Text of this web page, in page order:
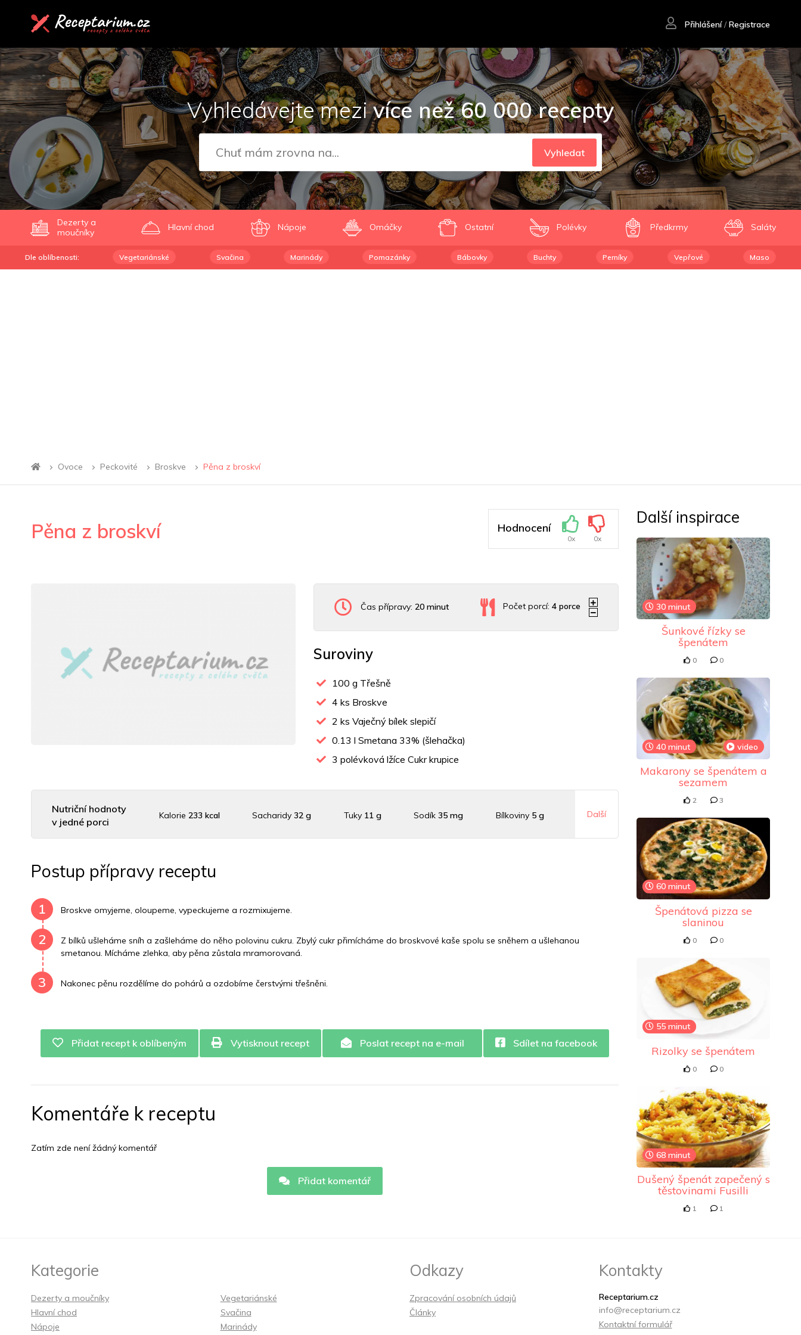
Přihlášení/Registrace
Vyhledávejte mezivíce než 60 000 recepty
Vyhledat
Dezerty a
moučníky
Hlavní chod Nápoje Omáčky Ostatní Polévky Předkrmy Saláty
Dle oblíbenosti: Vegetariánské Svačina Marinády Pomazánky Bábovky Buchty Perníky Vepřové Maso
Ovoce Peckovité Broskve Pěna z broskví
Pěna z broskví Hodnocení
0x 0x
Čas přípravy: 20 minut Počet porcí:4 porce
Suroviny
100 g Třešně
4 ks Broskve
2 ks Vaječný bílek slepičí
0.13 l Smetana 33% (šlehačka)
3 polévková lžíce Cukr krupice
Nutriční hodnoty
v jedné porci
Kalorie 233 kcal Sacharidy32 g Tuky 11 g Sodík35 mg Bílkoviny 5 g Další
Postup přípravy receptu
1 Broskve omyjeme, oloupeme, vypeckujeme a rozmixujeme.
2
Z bílků ušleháme sníh a zašleháme do něho polovinu cukru. Zbylý cukr přimícháme do broskvové kaše spolu se sněhem a ušlehanou
smetanou. Mícháme zlehka, aby pěna zůstala mramorovaná.
3 Nakonec pěnu rozdělíme do pohárů a ozdobíme čerstvými třešněni.
Přidat recept k oblíbeným Vytisknout recept Poslat recept na e-mail Sdílet na facebook
Komentáře k receptu
Zatím zde není žádný komentář
Přidat komentář
Další inspirace
30 minut
Šunkové řízky se
špenátem
0 0
40 minut video
Makarony se špenátem a
sezamem
2 3
60 minut
Špenátová pizza se
slaninou
0 0
55 minut
Rizolky se špenátem
0 0
68 minut
Dušený špenát zapečený s
těstovinami Fusilli
1 1
Kategorie
Dezerty a moučníky
Hlavní chod
Nápoje
Vegetariánské
Svačina
Marinády
Odkazy
Zpracování osobních údajů
Články
Kontakty
Receptarium.cz
info@receptarium.cz
Kontaktní formulář